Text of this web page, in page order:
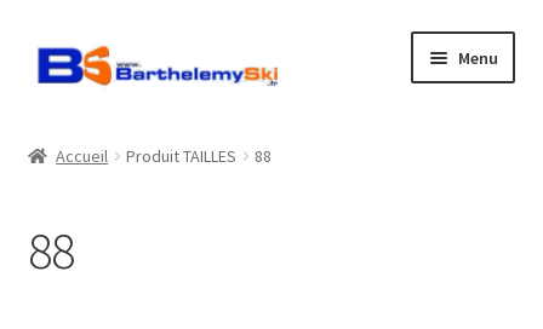
Aller
Aller
Menu
Location
Accueil Produit TAILLES 88
88